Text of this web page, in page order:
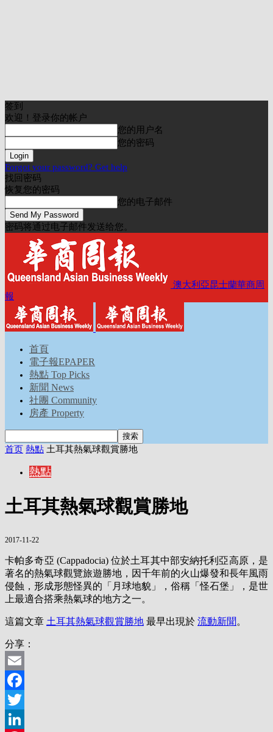
签到
欢迎！登录你的帐户
您的用户名
您的密码
Forgot your password? Get help
找回密码
恢复您的密码
您的电子邮件
密码将通过电子邮件发送给您。
澳大利亞昆士蘭華商周
報
首頁
電子報EPAPER
熱點 Top Picks
新聞 News
社團 Community
房產 Property
首页 熱點 土耳其熱氣球觀賞勝地
熱點
土耳其熱氣球觀賞勝地
2017-11-22
卡帕多奇亞 (Cappadocia) 位於土耳其中部安納托利亞高原，是
著名的熱氣球觀覽旅遊勝地，因千年前的火山爆發和長年風雨
侵蝕，形成形態怪異的「月球地貌」，俗稱「怪石堡」，是世
上最適合搭乘熱氣球的地方之一。
這篇文章 土耳其熱氣球觀賞勝地 最早出現於 流動新聞 。
分享：
Email
Facebook
Twitter